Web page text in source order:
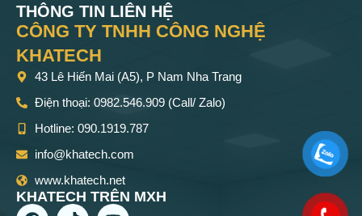
THÔNG TIN LIÊN HỆ
CÔNG TY TNHH CÔNG NGHỆ
KHATECH
43 Lê Hiến Mai (A5), P Nam Nha Trang
Điện thoại: 0982.546.909 (Call/ Zalo)
Hotline: 090.1919.787
info@khatech.com
www.khatech.net
KHATECH TRÊN MXH